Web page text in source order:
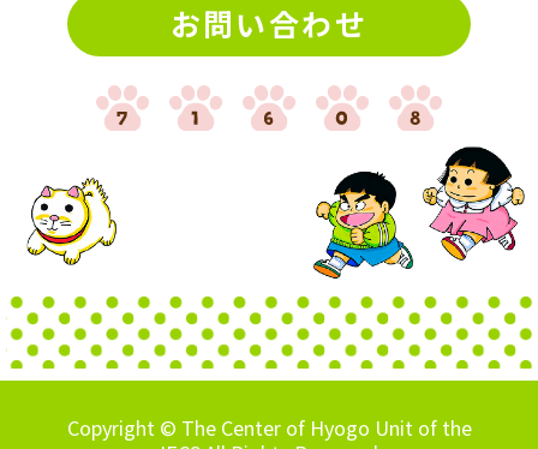
お問い合わせ
Copyright © The Center of Hyogo Unit of the